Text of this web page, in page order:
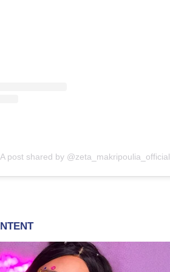
A post shared by @zeta_makripoulia_official